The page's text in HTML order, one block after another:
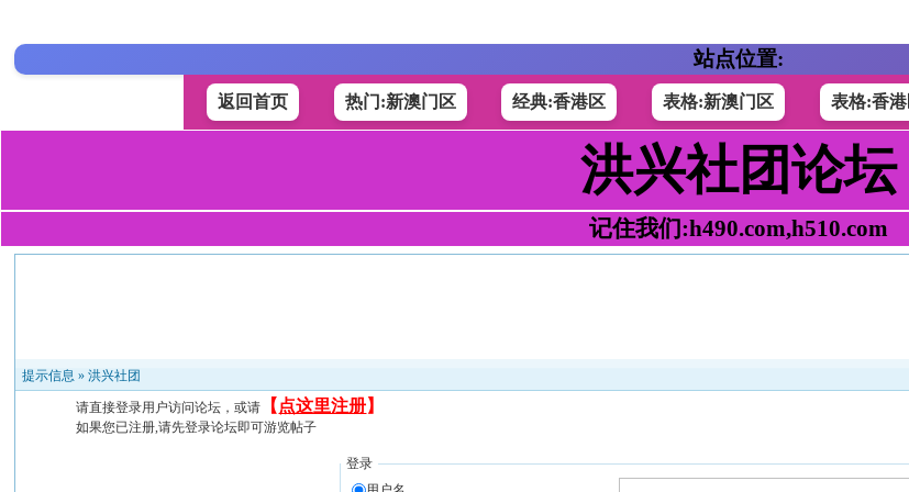
站点位置:
返回首页 热门:新澳门区 经典:香港区 表格:新澳门区 表格:香
洪兴社团论坛
记住我们:h490.com,h510.com
提示信息 »洪兴社团
请直接登录用户访问论坛，或请 【 点这里注册】
如果您已注册,请先登录论坛即可游览帖子
登录